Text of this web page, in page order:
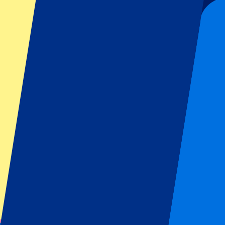
The Mancunian ist die ideale Wahl für alle, die Fußball mit einem